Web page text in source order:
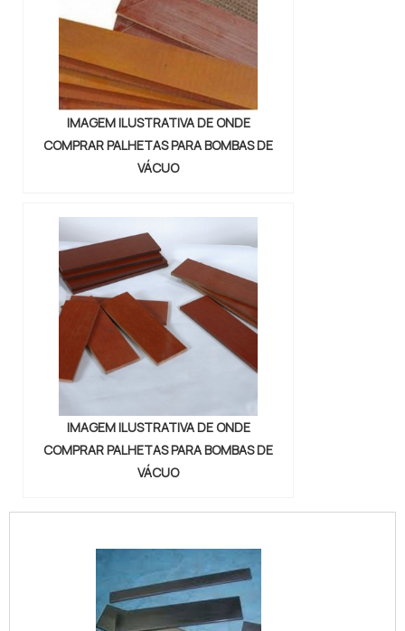
com responsabilidade ambient...
IMAGEM ILUSTRATIVA DE ONDE
COMPRAR PALHETAS PARA BOMBAS DE
VÁCUO
IMAGEM ILUSTRATIVA DE ONDE
COMPRAR PALHETAS PARA BOMBAS DE
VÁCUO